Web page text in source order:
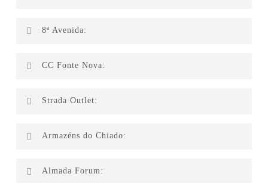
Levi’s
Xiaomi
IT MARKET
8ª Avenida:
Phone House
CC Fonte Nova:
Galeria de Arte
Strada Outlet:
Armazéns do Chiado:
Almada Forum: